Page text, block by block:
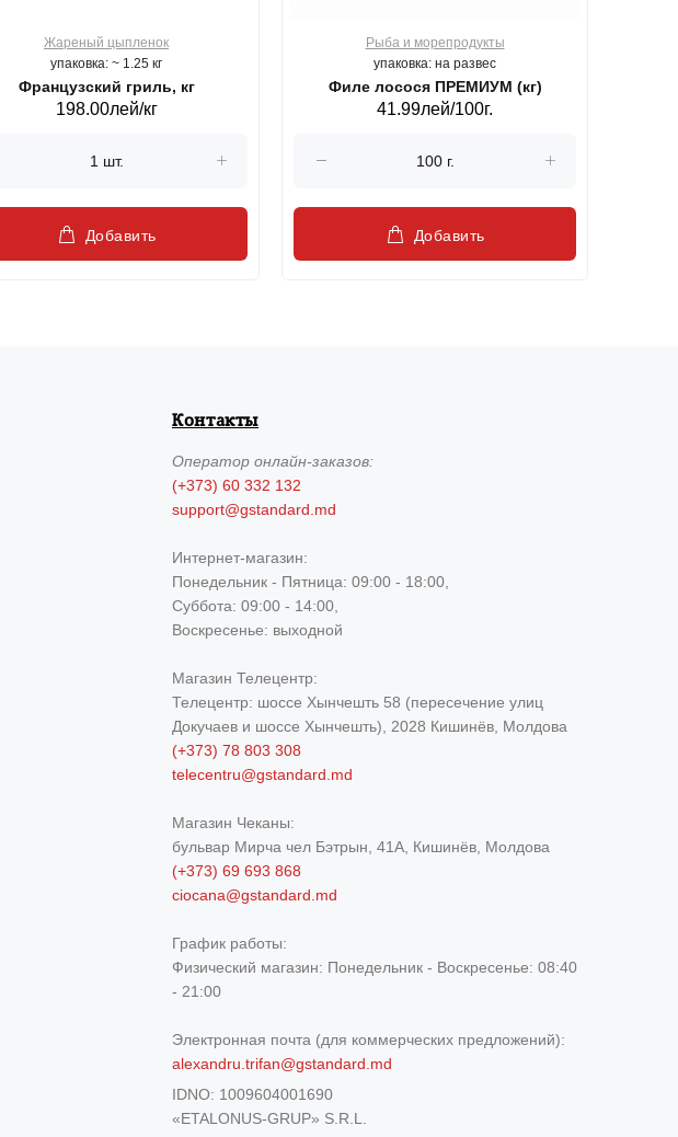
Жареный цыпленок
упаковка: ~ 1.25 кг
Французский гриль, кг
198.00лей/кг
Добавить
Рыба и морепродукты
упаковка: на развес
Филе лосося ПРЕМИУМ (кг)
41.99лей/100г.
Добавить
Контакты
Операторонлайн-заказов:
(+373) 60 332 132
support@gstandard.md
Интернет-магазин:
Понедельник - Пятница: 09:00 - 18:00,
Суббота: 09:00 - 14:00,
Воскресенье: выходной
Магазин Телецентр:
Телецентр: шоссе Хынчешть 58 (пересечение улиц
Докучаев и шоссе Хынчешть), 2028 Кишинёв, Молдова
(+373) 78 803 308
telecentru@gstandard.md
Магазин Чеканы:
бульвар Мирча чел Бэтрын, 41A, Кишинёв, Молдова
(+373) 69 693 868
ciocana@gstandard.md
График работы:
Физический магазин: Понедельник - Воскресенье: 08:40
- 21:00
Электронная почта (для коммерческих предложений):
alexandru.trifan@gstandard.md
IDNO: 1009604001690
«ETALONUS-GRUP» S.R.L.